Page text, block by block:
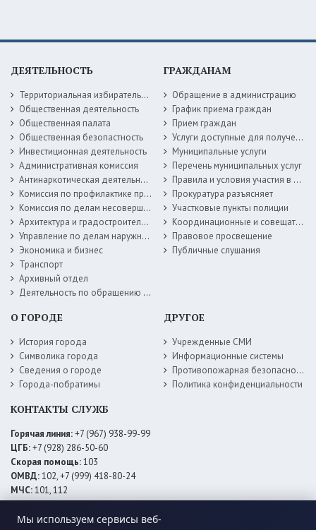
Мы используем сервисы веб-
ДЕЯТЕЛЬНОСТЬ
Территориальная избирательная комиссия
Общественная деятельность
Общественная палата
Общественная безопастность
Инвестиционная деятельность
Административная комиссия
Антинаркотическая деятельность
Комиссия по профилактике правонарушений
Комиссия по делам несовершеннолетних
Архитектура и градостроительство
Управление по делам наружной рекламы
Экономика и бизнес
Транспорт
Архивный отдел
Деятельность по обращению с животными без владельцев
ГРАЖДАНАМ
Обращение в администрацию
График приема граждан
Прием граждан
Услуги доступные для получения в электронной форме
Муниципальные услуги
Перечень муниципальных услуг
Правила и условия участия в жилищных программах
Прокуратура разъясняет
Участковые пункты полиции
Координационные и совещательные органы
Правовое просвещение
Публичные слушания
О ГОРОДЕ
История города
Символика города
Сведения о городе
Города-побратимы
ДРУГОЕ
Учрежденные СМИ
Информационные системы
Противопожарная безопасность
Политика конфиденциальности
КОНТАКТЫ СЛУЖБ
Горячая линия:+7 (967) 938-99-99
ЦГБ:+7 (928) 286-50-60
Скорая помощь:103
ОМВД:102, +7 (999) 418-80-24
МЧС:101, 112
ЕДДС:+7 (928) 576-09-83
Электросети:+7 (800) 220-02-20